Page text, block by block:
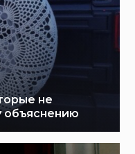
не
объяснению